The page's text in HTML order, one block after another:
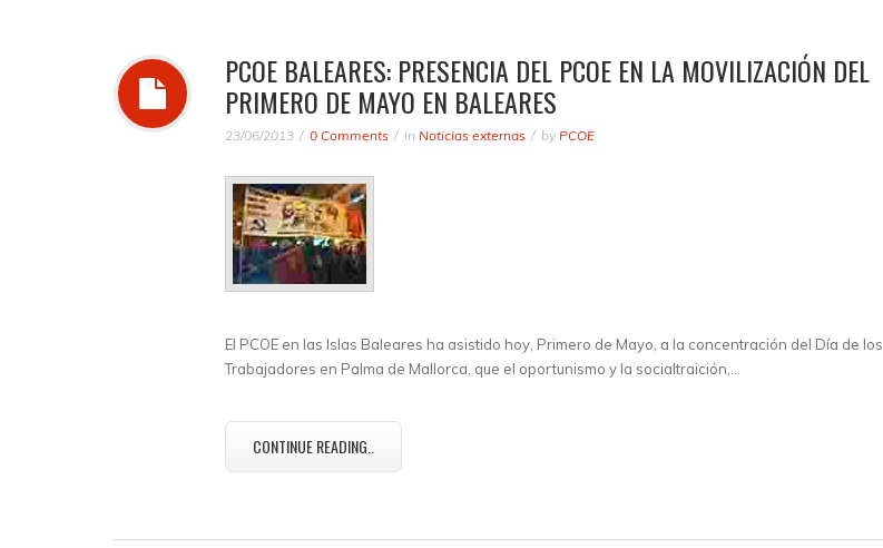
PCOE BALEARES: PRESENCIA DEL PCOE EN LA MOVILIZACIÓN DEL
PRIMERO DE MAYO EN BALEARES
23/06/2013 0 Comments in Noticias externas by PCOE
El PCOE en las Islas Baleares ha asistido hoy, Primero de Mayo, a la concentración del Día de los
Trabajadores en Palma de Mallorca, que el oportunismo y la socialtraición,…
CONTINUE READING..